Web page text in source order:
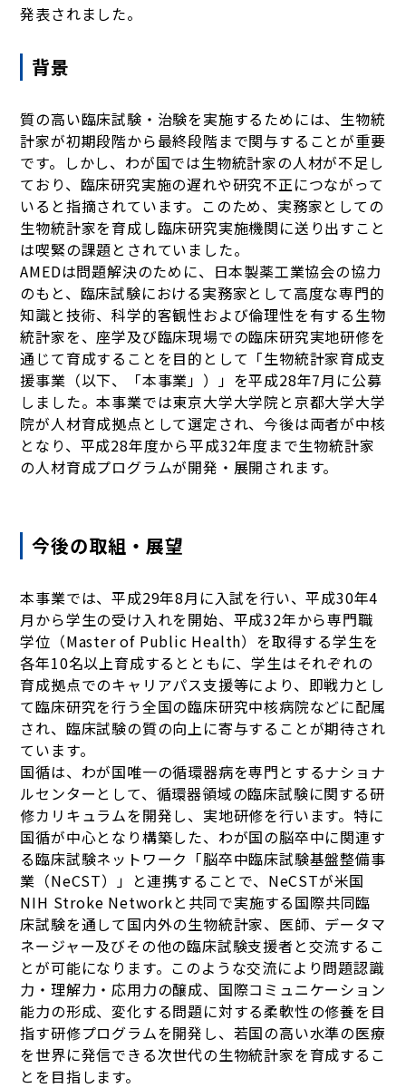
発表されました。
背景
質の高い臨床試験・治験を実施するためには、生物統
計家が初期段階から最終段階まで関与することが重要
です。しかし、わが国では生物統計家の人材が不足し
ており、臨床研究実施の遅れや研究不正につながって
いると指摘されています。このため、実務家としての
生物統計家を育成し臨床研究実施機関に送り出すこと
は喫緊の課題とされていました。
AMEDは問題解決のために、日本製薬工業協会の協力
のもと、臨床試験における実務家として高度な専門的
知識と技術、科学的客観性および倫理性を有する生物
統計家を、座学及び臨床現場での臨床研究実地研修を
通じて育成することを目的として「生物統計家育成支
援事業（以下、「本事業」）」を平成28年7月に公募
しました。本事業では東京大学大学院と京都大学大学
院が人材育成拠点として選定され、今後は両者が中核
となり、平成28年度から平成32年度まで生物統計家
の人材育成プログラムが開発・展開されます。
今後の取組・展望
本事業では、平成29年8月に入試を行い、平成30年4
月から学生の受け入れを開始、平成32年から専門職
学位（Master of Public Health）を取得する学生を
各年10名以上育成するとともに、学生はそれぞれの
育成拠点でのキャリアパス支援等により、即戦力とし
て臨床研究を行う全国の臨床研究中核病院などに配属
され、臨床試験の質の向上に寄与することが期待され
ています。
国循は、わが国唯一の循環器病を専門とするナショナ
ルセンターとして、循環器領域の臨床試験に関する研
修カリキュラムを開発し、実地研修を行います。特に
国循が中心となり構築した、わが国の脳卒中に関連す
る臨床試験ネットワーク「脳卒中臨床試験基盤整備事
業（NeCST）」と連携することで、NeCSTが米国
NIH Stroke Networkと共同で実施する国際共同臨
床試験を通して国内外の生物統計家、医師、データマ
ネージャー及びその他の臨床試験支援者と交流するこ
とが可能になります。このような交流により問題認識
力・理解力・応用力の醸成、国際コミュニケーション
能力の形成、変化する問題に対する柔軟性の修養を目
指す研修プログラムを開発し、若国の高い水準の医療
を世界に発信できる次世代の生物統計家を育成するこ
とを目指します。